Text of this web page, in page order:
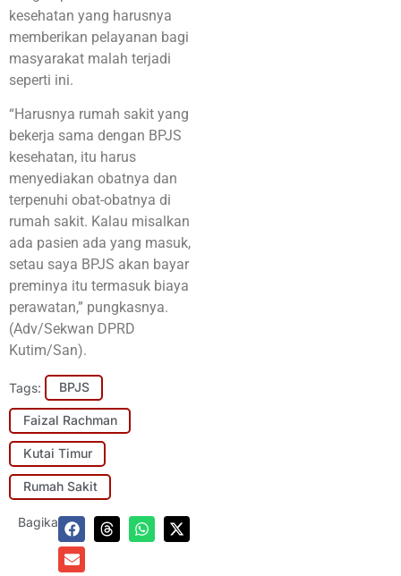
kesehatan yang harusnya
memberikan pelayanan bagi
masyarakat malah terjadi
seperti ini.
“Harusnya rumah sakit yang
bekerja sama dengan BPJS
kesehatan, itu harus
menyediakan obatnya dan
terpenuhi obat-obatnya di
rumah sakit. Kalau misalkan
ada pasien ada yang masuk,
setau saya BPJS akan bayar
preminya itu termasuk biaya
perawatan,” pungkasnya.
(Adv/Sekwan DPRD
Kutim/San).
Tags: BPJS
Faizal Rachman
Kutai Timur
Rumah Sakit
Bagikan: